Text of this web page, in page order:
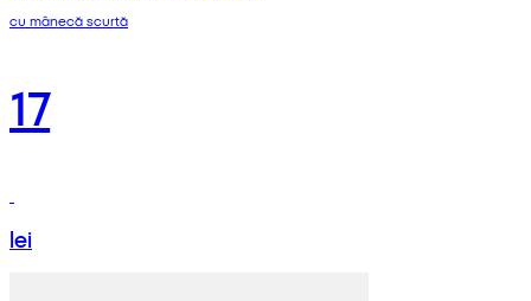
cu mânecă scurtă
17
lei